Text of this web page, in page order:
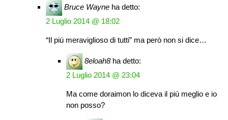
Bruce Wayne ha detto:
2 Luglio 2014 @ 18:02
“Il piú meraviglioso di tutti” ma però non si dice…
8eloah8 ha detto:
2 Luglio 2014 @ 23:04
Ma come doraimon lo diceva il più meglio e io
non posso?